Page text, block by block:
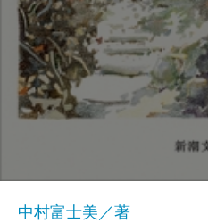
中村富士美／著